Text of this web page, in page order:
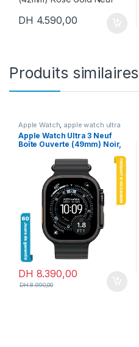
DH 4.590,00
Produits similaires
Apple Watch apple watch ultra
3 , En promotion
Apple Watch Ultra 3 Neuf
Boîte Ouverte (49mm) Noir,
DH 8.390,00
DH8.990,00